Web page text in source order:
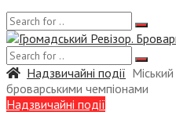
Надзвичайні події
броварськими чемпіонами
Надзвичайні події